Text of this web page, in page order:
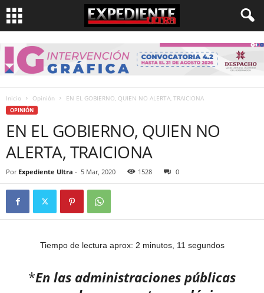
Inicio Opinión EN EL GOBIERNO, QUIEN NO ALERTA, TRAICIONA
OPINIÓN
EN EL GOBIERNO, QUIEN NO
ALERTA, TRAICIONA
Por Expediente Ultra - 5 Mar, 2020 1528 0
Tiempo de lectura aprox: 2 minutos, 11 segundos
*En las administraciones públicas